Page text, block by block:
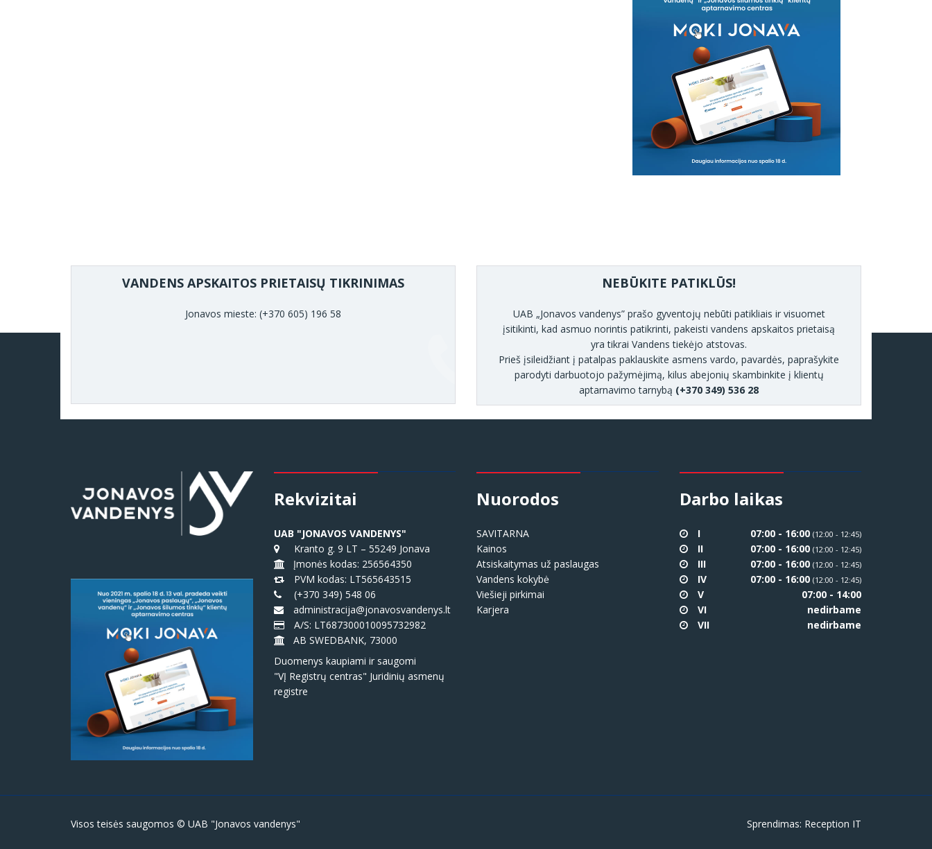
VANDENS APSKAITOS PRIETAISŲ TIKRINIMAS
Jonavos mieste: (+370 605) 196 58
NEBŪKITE PATIKLŪS!
UAB „Jonavos vandenys” prašo gyventojų nebūti patikliais ir visuomet
įsitikinti, kad asmuo norintis patikrinti, pakeisti vandens apskaitos prietaisą
yra tikrai Vandens tiekėjo atstovas.
Prieš įsileidžiant į patalpas paklauskite asmens vardo, pavardės, paprašykite
parodyti darbuotojo pažymėjimą, kilus abejonių skambinkite į klientų
aptarnavimo tarnybą (+370 349) 536 28
Rekvizitai
UAB "JONAVOS VANDENYS"
Kranto g. 9 LT – 55249 Jonava
Įmonės kodas: 256564350
PVM kodas: LT565643515
(+370 349) 548 06
administracija@jonavosvandenys.lt
A/S: LT687300010095732982
AB SWEDBANK, 73000
Duomenys kaupiami ir saugomi
"VĮ Registrų centras" Juridinių asmenų
registre
Nuorodos
SAVITARNA
Kainos
Atsiskaitymas už paslaugas
Vandens kokybė
Viešieji pirkimai
Karjera
Darbo laikas
I 07:00 - 16:00 (12:00 - 12:45)
II 07:00 - 16:00 (12:00 - 12:45)
III 07:00 - 16:00 (12:00 - 12:45)
IV 07:00 - 16:00 (12:00 - 12:45)
V
07:00 - 14:00
VI
nedirbame
VII
nedirbame
Visos teisės saugomos © UAB "Jonavos vandenys" Sprendimas: Reception IT